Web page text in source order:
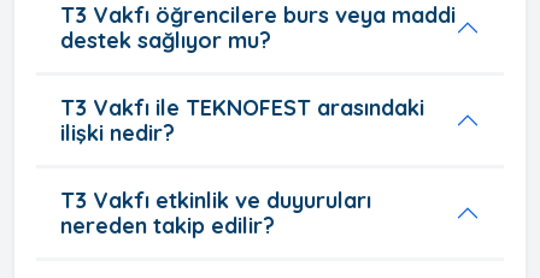
T3 Vakfı öğrencilere burs veya maddi
destek sağlıyor mu?
T3 Vakfı ile TEKNOFEST arasındaki
ilişki nedir?
T3 Vakfı etkinlik ve duyuruları
nereden takip edilir?